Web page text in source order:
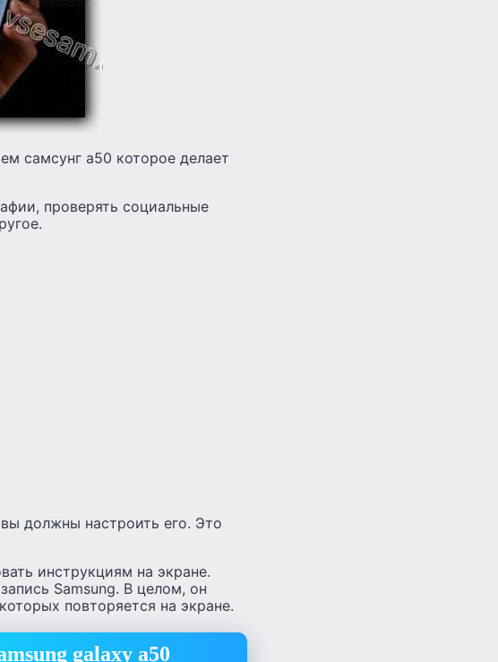
самсунг а50 которое делает
проверять социальные
должны настроить его. Это
инструкциям на экране.
Samsung. В целом, он
повторяется на экране.
galaxy a50